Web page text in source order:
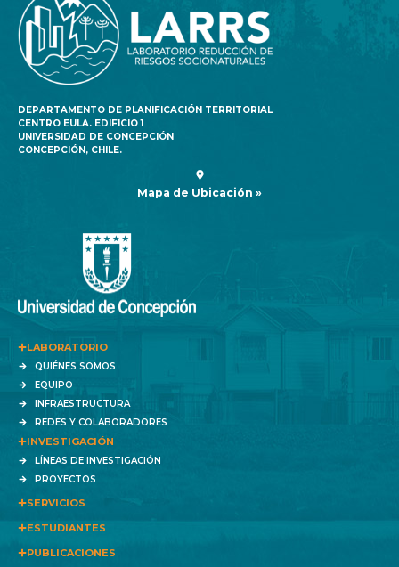
DEPARTAMENTO DE PLANIFICACIÓN TERRITORIAL
CENTRO EULA. EDIFICIO 1
UNIVERSIDAD DE CONCEPCIÓN
CONCEPCIÓN, CHILE.
Mapa de Ubicación »
LABORATORIO
QUIÉNES SOMOS
EQUIPO
INFRAESTRUCTURA
REDES Y COLABORADORES
INVESTIGACIÓN
LÍNEAS DE INVESTIGACIÓN
PROYECTOS
SERVICIOS
ESTUDIANTES
PUBLICACIONES